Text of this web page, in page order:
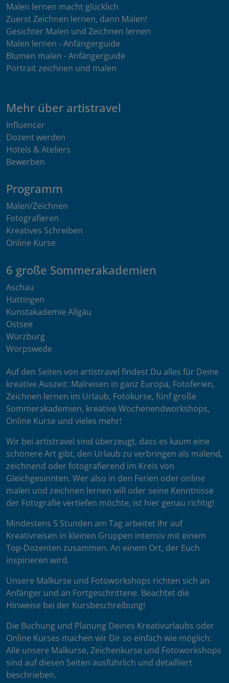
Malen lernen macht glücklich
Zuerst Zeichnen lernen, dann Malen!
Gesichter Malen und Zeichnen lernen
Malen lernen - Anfängerguide
Blumen malen - Anfängerguide
Portrait zeichnen und malen
Mehr über artistravel
Influencer
Dozent werden
Hotels & Ateliers
Bewerben
Programm
Malen/Zeichnen
Fotografieren
Kreatives Schreiben
Online Kurse
6 große Sommerakademien
Aschau
Hattingen
Kunstakademie Allgäu
Ostsee
Würzburg
Worpswede
Auf den Seiten von artistravel findest Du alles für Deine
kreative Auszeit: Malreisen in ganz Europa, Fotoferien,
Zeichnen lernen im Urlaub, Fotokurse, fünf große
Sommerakademien, kreative Wochenendworkshops,
Online Kurse und vieles mehr!
Wir bei artistravel sind überzeugt, dass es kaum eine
schönere Art gibt, den Urlaub zu verbringen als malend,
zeichnend oder fotografierend im Kreis von
Gleichgesinnten. Wer also in den Ferien oder online
malen und zeichnen lernen will oder seine Kenntnisse
der Fotografie vertiefen möchte, ist hier genau richtig!
Mindestens 5 Stunden am Tag arbeitet Ihr auf
Kreativreisen in kleinen Gruppen intensiv mit einem
Top-Dozenten zusammen. An einem Ort, der Euch
inspirieren wird.
Unsere Malkurse und Fotoworkshops richten sich an
Anfänger und an Fortgeschrittene. Beachtet die
Hinweise bei der Kursbeschreibung!
Die Buchung und Planung Deines Kreativurlaubs oder
Online Kurses machen wir Dir so einfach wie möglich:
Alle unsere Malkurse, Zeichenkurse und Fotoworkshops
sind auf diesen Seiten ausführlich und detailliert
beschrieben.